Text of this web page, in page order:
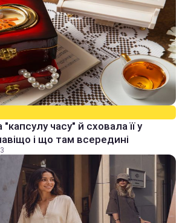
часу" й сховала її у
і що там всередині